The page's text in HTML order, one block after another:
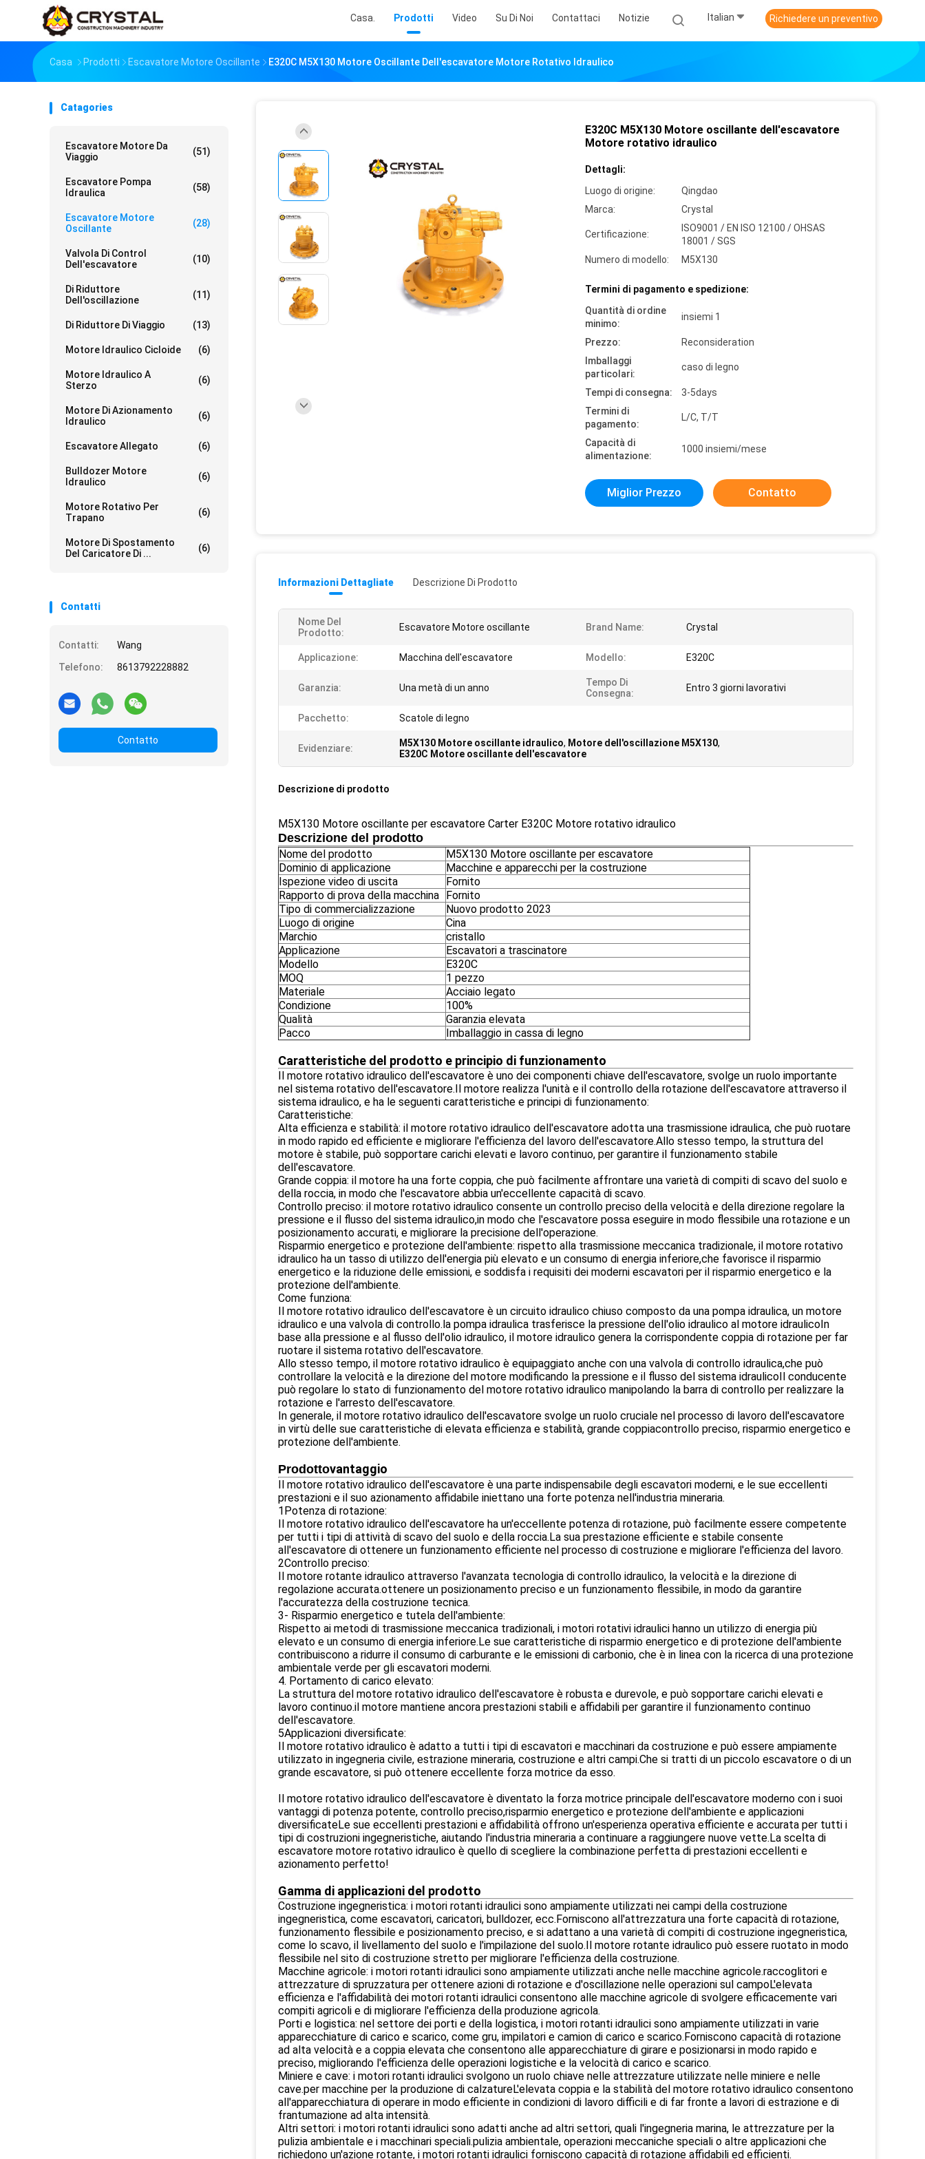
Casa. Prodotti Video Su Di Noi Contattaci Notizie Italian Richiedere un preventivo
Casa Prodotti Escavatore Motore Oscillante E320C M5X130 Motore Oscillante Dell'escavatore Motore Rotativo Idraulico
Catagories
Escavatore Motore Da
Viaggio
(51)
Escavatore Pompa
Idraulica
(58)
Escavatore Motore
Oscillante
(28)
Valvola Di Control
Dell'escavatore
(10)
Di Riduttore
Dell'oscillazione
(11)
Di Riduttore Di Viaggio (13)
Motore Idraulico Cicloide (6)
Motore Idraulico A
Sterzo
(6)
Motore Di Azionamento
Idraulico
(6)
Escavatore Allegato (6)
Bulldozer Motore
Idraulico
(6)
Motore Rotativo Per
Trapano
(6)
Motore Di Spostamento
Del Caricatore Di ...
(6)
Contatti
Contatti:
Wang
Telefono:
8613792228882
Contatto
E320C M5X130 Motore oscillante dell'escavatore
Motore rotativo idraulico
Dettagli:
Luogo di origine:
Qingdao
Marca:
Crystal
Certificazione:
ISO9001 / EN ISO 12100 / OHSAS
18001 / SGS
Numero di modello:
M5X130
Termini di pagamento e spedizione:
Quantità di ordine
minimo:
insiemi 1
Prezzo:
Reconsideration
Imballaggi
particolari:
caso di legno
Tempi di consegna:
3-5days
Termini di
pagamento:
L/C, T/T
Capacità di
alimentazione:
1000 insiemi/mese
Miglior Prezzo Contatto
Informazioni Dettagliate Descrizione Di Prodotto
Nome Del
Prodotto:
Escavatore Motore oscillante Brand Name: Crystal
Applicazione: Macchina dell'escavatore Modello: E320C
Garanzia: Una metà di un anno
Tempo Di
Consegna:
Entro 3 giorni lavorativi
Pacchetto: Scatole di legno
Evidenziare: M5X130 Motore oscillante idraulico, Motore dell'oscillazione M5X130,
E320C Motore oscillante dell'escavatore
Descrizione di prodotto
M5X130 Motore oscillante per escavatore Carter E320C Motore rotativo idraulico
Descrizione del prodotto
Nome del prodotto
M5X130 Motore oscillante per escavatore
Dominio di applicazione
Macchine e apparecchi per la costruzione
Ispezione video di uscita
Fornito
Rapporto di prova della macchina Fornito
Tipo di commercializzazione
Nuovo prodotto 2023
Luogo di origine
Cina
Marchio
cristallo
Applicazione
Escavatori a trascinatore
Modello
E320C
MOQ
1 pezzo
Materiale
Acciaio legato
Condizione
100%
Qualità
Garanzia elevata
Pacco
Imballaggio in cassa di legno
Caratteristiche del prodotto e principio di funzionamento
Il motore rotativo idraulico dell'escavatore è uno dei componenti chiave dell'escavatore, svolge un ruolo importante
nel sistema rotativo dell'escavatore.Il motore realizza l'unità e il controllo della rotazione dell'escavatore attraverso il
sistema idraulico, e ha le seguenti caratteristiche e principi di funzionamento:
Caratteristiche:
Alta efficienza e stabilità: il motore rotativo idraulico dell'escavatore adotta una trasmissione idraulica, che può ruotare
in modo rapido ed efficiente e migliorare l'efficienza del lavoro dell'escavatore.Allo stesso tempo, la struttura del
motore è stabile, può sopportare carichi elevati e lavoro continuo, per garantire il funzionamento stabile
dell'escavatore.
Grande coppia: il motore ha una forte coppia, che può facilmente affrontare una varietà di compiti di scavo del suolo e
della roccia, in modo che l'escavatore abbia un'eccellente capacità di scavo.
Controllo preciso: il motore rotativo idraulico consente un controllo preciso della velocità e della direzione regolare la
pressione e il flusso del sistema idraulico,in modo che l'escavatore possa eseguire in modo flessibile una rotazione e un
posizionamento accurati, e migliorare la precisione dell'operazione.
Risparmio energetico e protezione dell'ambiente: rispetto alla trasmissione meccanica tradizionale, il motore rotativo
idraulico ha un tasso di utilizzo dell'energia più elevato e un consumo di energia inferiore,che favorisce il risparmio
energetico e la riduzione delle emissioni, e soddisfa i requisiti dei moderni escavatori per il risparmio energetico e la
protezione dell'ambiente.
Come funziona:
Il motore rotativo idraulico dell'escavatore è un circuito idraulico chiuso composto da una pompa idraulica, un motore
idraulico e una valvola di controllo.la pompa idraulica trasferisce la pressione dell'olio idraulico al motore idraulicoIn
base alla pressione e al flusso dell'olio idraulico, il motore idraulico genera la corrispondente coppia di rotazione per far
ruotare il sistema rotativo dell'escavatore.
Allo stesso tempo, il motore rotativo idraulico è equipaggiato anche con una valvola di controllo idraulica,che può
controllare la velocità e la direzione del motore modificando la pressione e il flusso del sistema idraulicoIl conducente
può regolare lo stato di funzionamento del motore rotativo idraulico manipo­lando la barra di controllo per realizzare la
rotazione e l'arresto dell'escavatore.
In generale, il motore rotativo idraulico dell'escavatore svolge un ruolo cruciale nel processo di lavoro dell'escavatore
in virtù delle sue caratteristiche di elevata efficienza e stabilità, grande coppiacontrollo preciso, risparmio energetico e
protezione dell'ambiente.
Prodottovantaggio
Il motore rotativo idraulico dell'escavatore è una parte indispensabile degli escavatori moderni, e le sue eccellenti
prestazioni e il suo azionamento affidabile iniettano una forte potenza nell'industria mineraria.
1Potenza di rotazione:
Il motore rotativo idraulico dell'escavatore ha un'eccellente potenza di rotazione, può facilmente essere competente
per tutti i tipi di attività di scavo del suolo e della roccia.La sua prestazione efficiente e stabile consente
all'escavatore di ottenere un funzionamento efficiente nel processo di costruzione e migliorare l'efficienza del lavoro.
2Controllo preciso:
Il motore rotante idraulico attraverso l'avanzata tecnologia di controllo idraulico, la velocità e la direzione di
regolazione accurata.ottenere un posizionamento preciso e un funzionamento flessibile, in modo da garantire
l'accuratezza della costruzione tecnica.
3- Risparmio energetico e tutela dell'ambiente:
Rispetto ai metodi di trasmissione meccanica tradizionali, i motori rotativi idraulici hanno un utilizzo di energia più
elevato e un consumo di energia inferiore.Le sue caratteristiche di risparmio energetico e di protezione dell'ambiente
contribuiscono a ridurre il consumo di carburante e le emissioni di carbonio, che è in linea con la ricerca di una protezione
ambientale verde per gli escavatori moderni.
4. Portamento di carico elevato:
La struttura del motore rotativo idraulico dell'escavatore è robusta e durevole, e può sopportare carichi elevati e
lavoro continuo.il motore mantiene ancora prestazioni stabili e affidabili per garantire il funzionamento continuo
dell'escavatore.
5Applicazioni diversificate:
Il motore rotativo idraulico è adatto a tutti i tipi di escavatori e macchinari da costruzione e può essere ampiamente
utilizzato in ingegneria civile, estrazione mineraria, costruzione e altri campi.Che si tratti di un piccolo escavatore o di un
grande escavatore, si può ottenere eccellente forza motrice da esso.
Il motore rotativo idraulico dell'escavatore è diventato la forza motrice principale dell'escavatore moderno con i suoi
vantaggi di potenza potente, controllo preciso,risparmio energetico e protezione dell'ambiente e applicazioni
diversificateLe sue eccellenti prestazioni e affidabilità offrono un'esperienza operativa efficiente e accurata per tutti i
tipi di costruzioni ingegneristiche, aiutando l'industria mineraria a continuare a raggiungere nuove vette.La scelta di
escavatore motore rotativo idraulico è quello di scegliere la combinazione perfetta di prestazioni eccellenti e
azionamento perfetto!
Gamma di applicazioni del prodotto
Costruzione ingegneristica: i motori rotanti idraulici sono ampiamente utilizzati nei campi della costruzione
ingegneristica, come escavatori, caricatori, bulldozer, ecc.Forniscono all'attrezzatura una forte capacità di rotazione,
funzionamento flessibile e posizionamento preciso, e si adattano a una varietà di compiti di costruzione ingegneristica,
come lo scavo, il livellamento del suolo e l'impilazione del suolo.Il motore rotante idraulico può essere ruotato in modo
flessibile nel sito di costruzione stretto per migliorare l'efficienza della costruzione.
Macchine agricole: i motori rotanti idraulici sono ampiamente utilizzati anche nelle macchine agricole.raccoglitori e
attrezzature di spruzzatura per ottenere azioni di rotazione e d'oscillazione nelle operazioni sul campoL'elevata
efficienza e l'affidabilità dei motori rotanti idraulici consentono alle macchine agricole di svolgere efficacemente vari
compiti agricoli e di migliorare l'efficienza della produzione agricola.
Porti e logistica: nel settore dei porti e della logistica, i motori rotanti idraulici sono ampiamente utilizzati in varie
apparecchiature di carico e scarico, come gru, impilatori e camion di carico e scarico.Forniscono capacità di rotazione
ad alta velocità e a coppia elevata che consentono alle apparecchiature di girare e posizionarsi in modo rapido e
preciso, migliorando l'efficienza delle operazioni logistiche e la velocità di carico e scarico.
Miniere e cave: i motori rotanti idraulici svolgono un ruolo chiave nelle attrezzature utilizzate nelle miniere e nelle
cave.per macchine per la produzione di calzatureL'elevata coppia e la stabilità del motore rotativo idraulico consentono
all'apparecchiatura di operare in modo efficiente in condizioni di lavoro difficili e di far fronte a lavori di estrazione e di
frantumazione ad alta intensità.
Altri settori: i motori rotanti idraulici sono adatti anche ad altri settori, quali l'ingegneria marina, le attrezzature per la
pulizia ambientale e i macchinari speciali.pulizia ambientale, operazioni meccaniche speciali o altre applicazioni che
richiedono un'azione rotante, i motori rotanti idraulici forniscono capacità di rotazione affidabili ed efficienti.